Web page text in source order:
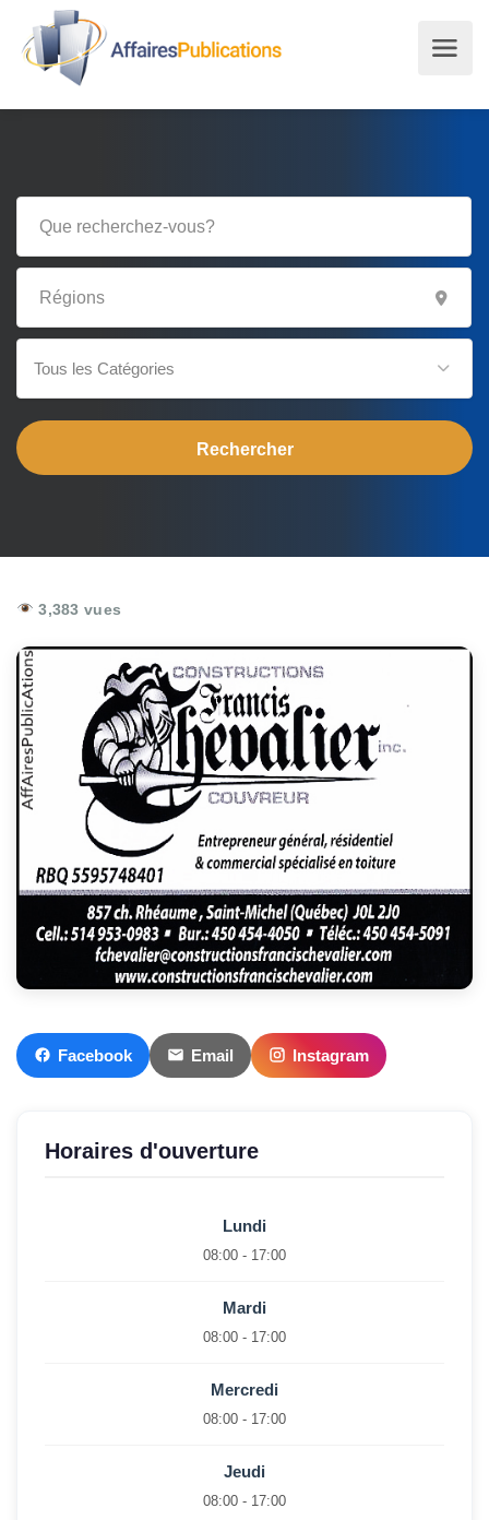
Tous les Catégories
3,383 vues
Facebook Email Instagram
Horaires d'ouverture
Lundi
08:00 - 17:00
Mardi
08:00 - 17:00
Mercredi
08:00 - 17:00
Jeudi
08:00 - 17:00